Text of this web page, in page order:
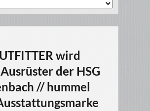
wird
der HSG
// hummel